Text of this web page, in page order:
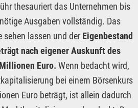
thesauriert das Unternehmen bis
Ausgaben vollständig. Das
sehen lassen und der Eigenbestand
nach eigener Auskunft des
Euro. Wenn bedacht wird,
bei einem Börsenkurs
Euro beträgt, ist allein dadurch